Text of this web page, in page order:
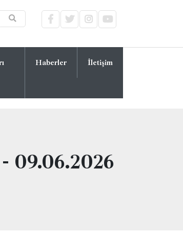
Haberler İletişim
09.06.2026